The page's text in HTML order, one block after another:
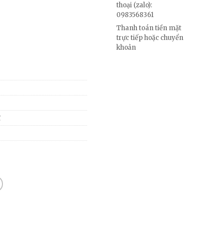
thoại (zalo):
0983568361
Thanh toán tiền mặt
trực tiếp hoặc chuyển
khoản